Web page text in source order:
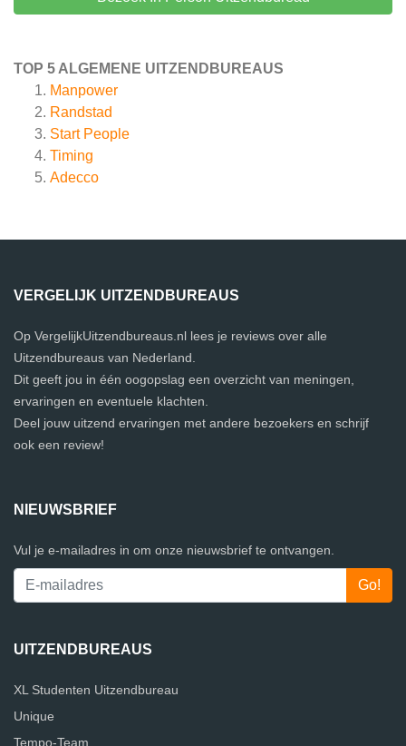
TOP 5 ALGEMENE UITZENDBUREAUS
Manpower
Randstad
Start People
Timing
Adecco
VERGELIJK UITZENDBUREAUS
Op VergelijkUitzendbureaus.nl lees je reviews over alle
Uitzendbureaus van Nederland.
Dit geeft jou in één oogopslag een overzicht van meningen,
ervaringen en eventuele klachten.
Deel jouw uitzend ervaringen met andere bezoekers en schrijf
ook een review!
NIEUWSBRIEF
Vul je e-mailadres in om onze nieuwsbrief te ontvangen.
UITZENDBUREAUS
XL Studenten Uitzendbureau
Unique
Tempo-Team